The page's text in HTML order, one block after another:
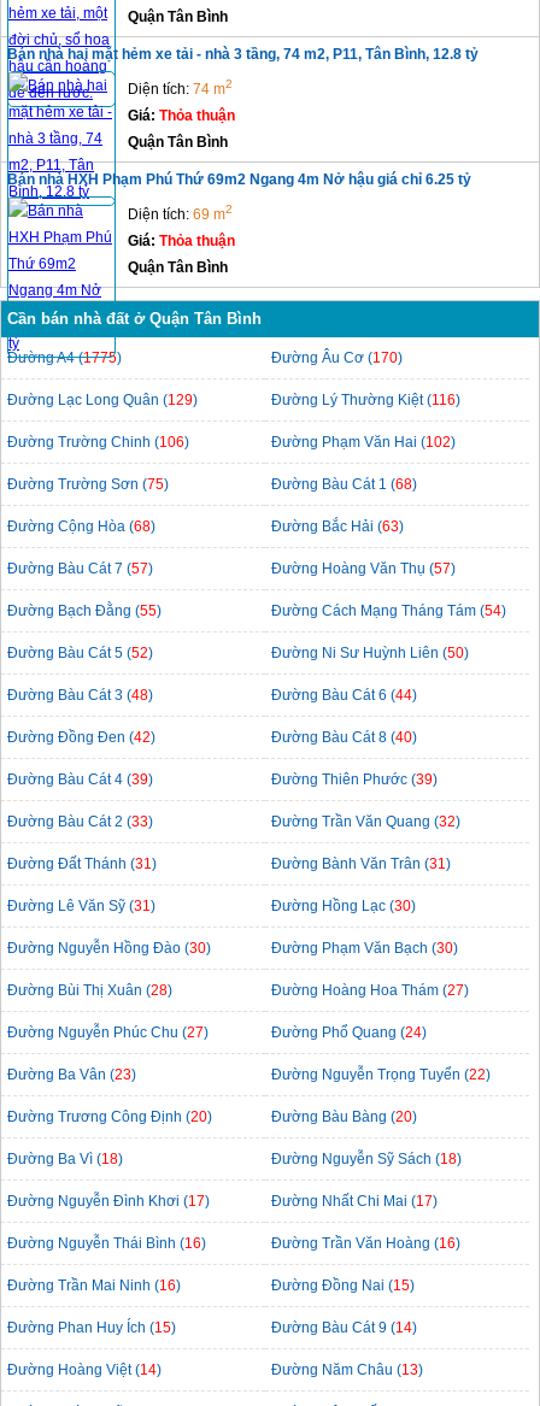
Quận Tân Bình
Bán nhà hai mặt hẻm xe tải - nhà 3 tầng, 74 m2, P11, Tân Bình, 12.8 tỷ
Diện tích: 74 m2
Giá: Thỏa thuận
Quận Tân Bình
Bán nhà HXH Phạm Phú Thứ 69m2 Ngang 4m Nở hậu giá chỉ 6.25 tỷ
Diện tích: 69 m2
Giá: Thỏa thuận
Quận Tân Bình
Cần bán nhà đất ở Quận Tân Bình
Đường A4 (1775) Đường Âu Cơ (170)
Đường Lạc Long Quân (129) Đường Lý Thường Kiệt (116)
Đường Trường Chinh (106) Đường Phạm Văn Hai (102)
Đường Trường Sơn (75) Đường Bàu Cát 1 (68)
Đường Cộng Hòa (68) Đường Bắc Hải (63)
Đường Bàu Cát 7 (57) Đường Hoàng Văn Thụ (57)
Đường Bạch Đằng (55) Đường Cách Mạng Tháng Tám (54)
Đường Bàu Cát 5 (52) Đường Ni Sư Huỳnh Liên (50)
Đường Bàu Cát 3 (48) Đường Bàu Cát 6 (44)
Đường Đồng Đen (42) Đường Bàu Cát 8 (40)
Đường Bàu Cát 4 (39) Đường Thiên Phước (39)
Đường Bàu Cát 2 (33) Đường Trần Văn Quang (32)
Đường Đất Thánh (31) Đường Bành Văn Trân (31)
Đường Lê Văn Sỹ (31) Đường Hồng Lạc (30)
Đường Nguyễn Hồng Đào (30) Đường Phạm Văn Bạch (30)
Đường Bùi Thị Xuân (28) Đường Hoàng Hoa Thám (27)
Đường Nguyễn Phúc Chu (27) Đường Phổ Quang (24)
Đường Ba Vân (23) Đường Nguyễn Trọng Tuyển (22)
Đường Trương Công Định (20) Đường Bàu Bàng (20)
Đường Ba Vì (18) Đường Nguyễn Sỹ Sách (18)
Đường Nguyễn Đình Khơi (17) Đường Nhất Chi Mai (17)
Đường Nguyễn Thái Bình (16) Đường Trần Văn Hoàng (16)
Đường Trần Mai Ninh (16) Đường Đồng Nai (15)
Đường Phan Huy Ích (15) Đường Bàu Cát 9 (14)
Đường Hoàng Việt (14) Đường Năm Châu (13)